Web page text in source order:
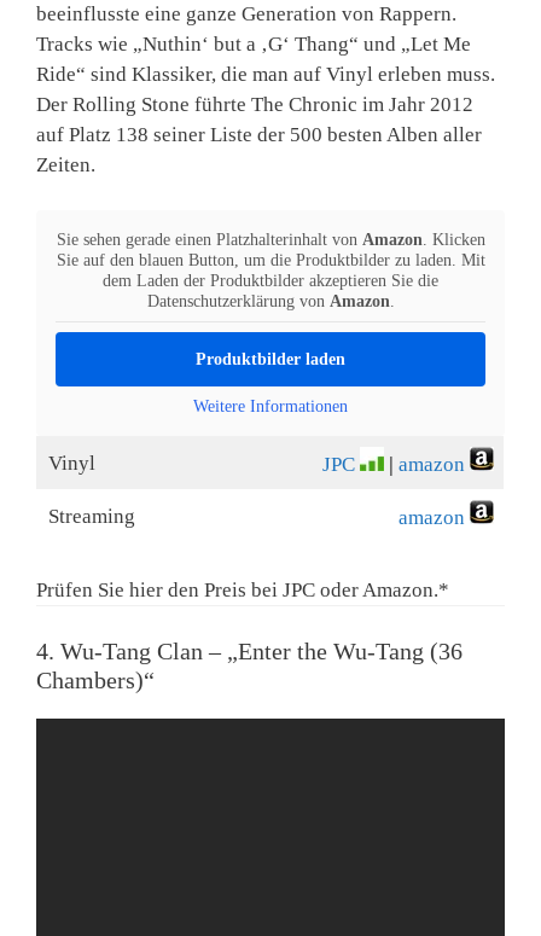
beeinflusste eine ganze Generation von Rappern.
Tracks wie „Nuthin‘ but a ‚G‘ Thang“ und „Let Me
Ride“ sind Klassiker, die man auf Vinyl erleben muss.
Der Rolling Stone führte The Chronic im Jahr 2012
auf Platz 138 seiner Liste der 500 besten Alben aller
Zeiten.
Sie sehen gerade einen Platzhalterinhalt von Amazon. Klicken
Sie auf den blauen Button, um die Produktbilder zu laden. Mit
dem Laden der Produktbilder akzeptieren Sie die
Datenschutzerklärung von Amazon.
Produktbilder laden
Weitere Informationen
Vinyl JPC amazon
Streaming amazon
Prüfen Sie hier den Preis bei JPC oder Amazon.*
4. Wu-Tang Clan – „Enter the Wu-Tang (36
Chambers)“